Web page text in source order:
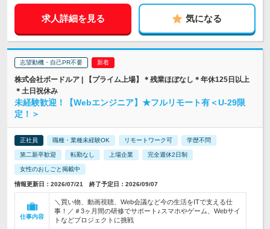
求人詳細を見る 気になる
志望動機・自己PR不要
株式会社ボードルア | 【プライム上場】＊残業ほぼなし＊年休125日以上
＊土日祝休み
未経験歓迎！【Webエンジニア】★フルリモート有＜U-29限
定！＞
正社員 職種・業種未経験OK リモートワーク可 学歴不問
第二新卒歓迎 転勤なし 上場企業 完全週休2日制
女性のおしごと掲載中
情報更新日：2026/07/21 終了予定日：2026/09/07
仕事内容
＼買い物、動画視聴、Web会議など今の生活をITで支える仕
事！／＃3ヶ月間の研修でサポート♪スマホやゲーム、Webサイ
トなどプロジェクトに挑戦